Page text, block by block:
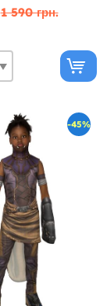
1 590 грн.
-45%